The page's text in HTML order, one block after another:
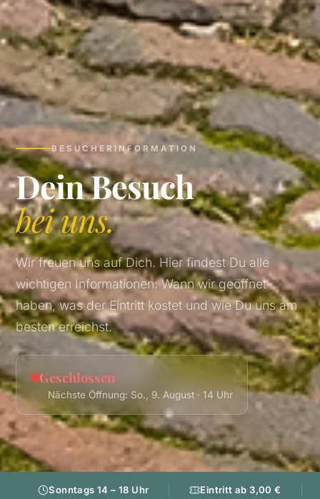
BESUCHERINFORMATION
Dein Besuch
bei uns.
Wir freuen uns auf Dich. Hier findest Du alle
wichtigen Informationen: Wann wir geöffnet
haben, was der Eintritt kostet und wie Du uns am
besten erreichst.
Geschlossen
Nächste Öffnung: So., 9. August · 14 Uhr
Sonntags 14 – 18 Uhr Eintritt ab 3,00 €